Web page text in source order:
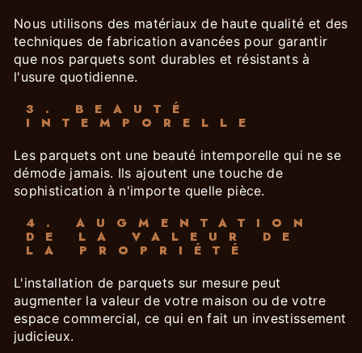
Nous utilisons des matériaux de haute qualité et des
techniques de fabrication avancées pour garantir
que nos parquets sont durables et résistants à
l'usure quotidienne.
3. BEAUTÉ
INTEMPORELLE
Les parquets ont une beauté intemporelle qui ne se
démode jamais. Ils ajoutent une touche de
sophistication à n'importe quelle pièce.
4. AUGMENTATION
DE LA VALEUR DE
LA PROPRIÉTÉ
L'installation de parquets sur mesure peut
augmenter la valeur de votre maison ou de votre
espace commercial, ce qui en fait un investissement
judicieux.